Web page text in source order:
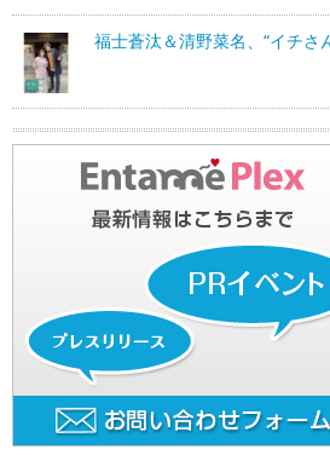
福士蒼汰＆清野菜名、“イチさ